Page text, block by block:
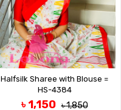
Halfsilk Sharee with Blouse =
HS-4384
৳ 1,150 ৳ 1,850